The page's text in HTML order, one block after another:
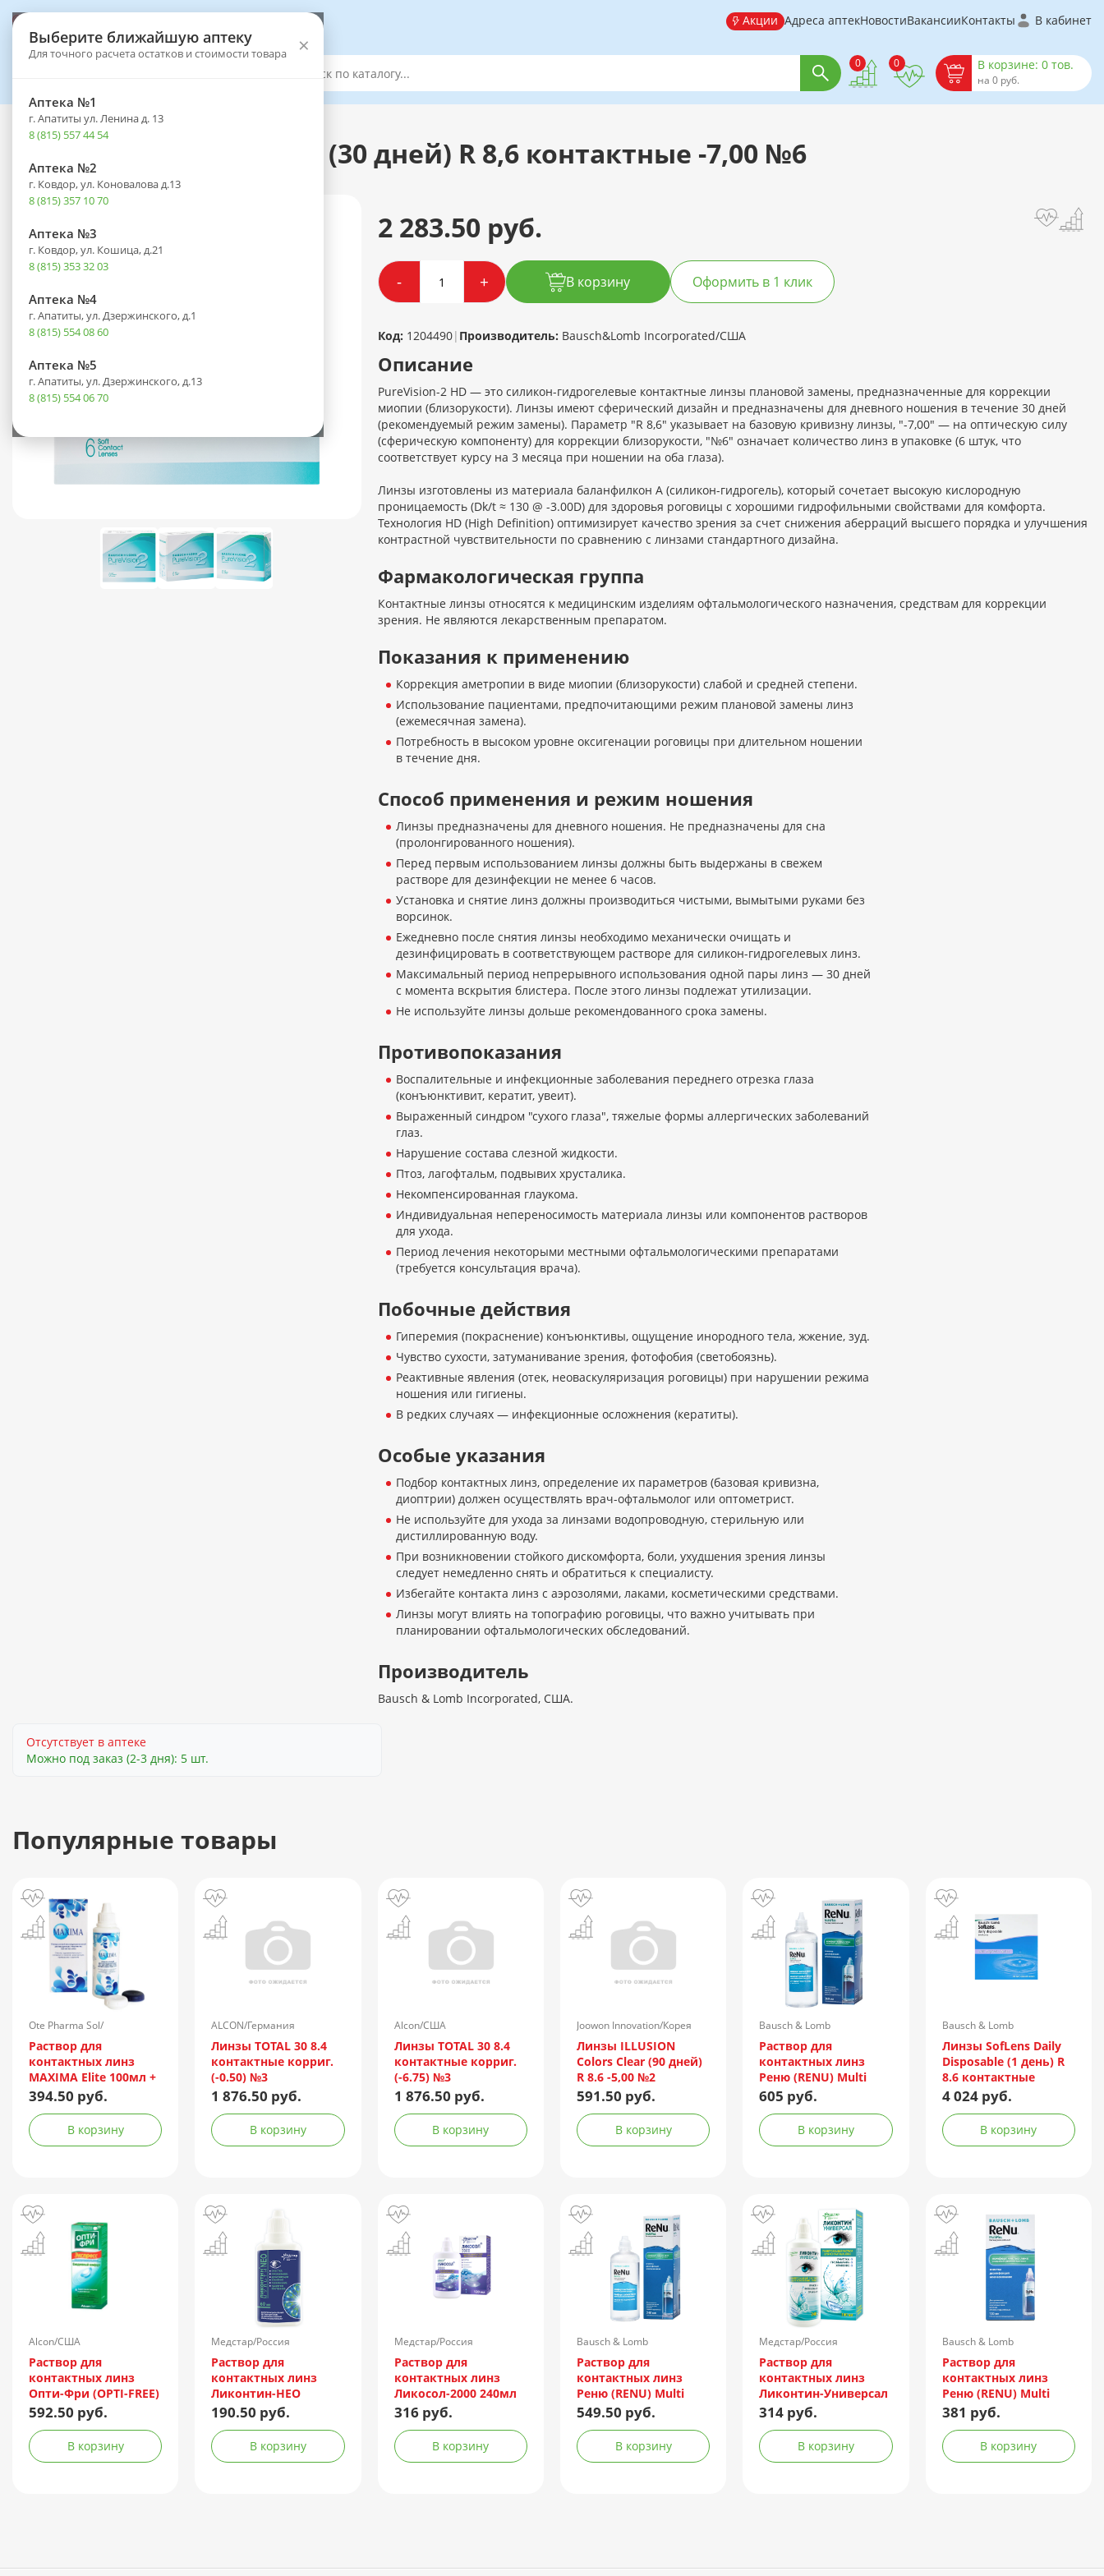
Выберите ближайшую аптеку
Для точного расчета остатков и стоимости товара ×
Аптека №1
г. Апатиты ул. Ленина д. 13
8 (815) 557 44 54
Аптека №2
г. Ковдор, ул. Коновалова д.13
8 (815) 357 10 70
Аптека №3
г. Ковдор, ул. Кошица, д.21
8 (815) 353 32 03
Аптека №4
г. Апатиты, ул. Дзержинского, д.1
8 (815) 554 08 60
Аптека №5
г. Апатиты, ул. Дзержинского, д.13
8 (815) 554 06 70
Акции Адреса аптекНовостиВакансииКонтакты В кабинет
0 0 В корзине: 0 тов.
на 0 руб.
Каталог - Оптика - Контактные линзы
Линзы PureVision-2 HD (30 дней) R 8,6 контактные -7,00 №6
2 283.50 руб.
- + В корзину Оформить в 1 клик
Код: 1204490| Производитель: Bausch&Lomb Incorporated/США
Описание
PureVision-2 HD — это силикон-гидрогелевые контактные линзы плановой замены, предназначенные для коррекции
миопии (близорукости). Линзы имеют сферический дизайн и предназначены для дневного ношения в течение 30 дней
(рекомендуемый режим замены). Параметр "R 8,6" указывает на базовую кривизну линзы, "-7,00" — на оптическую силу
(сферическую компоненту) для коррекции близорукости, "№6" означает количество линз в упаковке (6 штук, что
соответствует курсу на 3 месяца при ношении на оба глаза).
Линзы изготовлены из материала баланфилкон А (силикон-гидрогель), который сочетает высокую кислородную
проницаемость (Dk/t ≈ 130 @ -3.00D) для здоровья роговицы с хорошими гидрофильными свойствами для комфорта.
Технология HD (High Definition) оптимизирует качество зрения за счет снижения аберраций высшего порядка и улучшения
контрастной чувствительности по сравнению с линзами стандартного дизайна.
Фармакологическая группа
Контактные линзы относятся к медицинским изделиям офтальмологического назначения, средствам для коррекции
зрения. Не являются лекарственным препаратом.
Показания к применению
Коррекция аметропии в виде миопии (близорукости) слабой и средней степени.
Использование пациентами, предпочитающими режим плановой замены линз
(ежемесячная замена).
Потребность в высоком уровне оксигенации роговицы при длительном ношении
в течение дня.
Способ применения и режим ношения
Линзы предназначены для дневного ношения. Не предназначены для сна
(пролонгированного ношения).
Перед первым использованием линзы должны быть выдержаны в свежем
растворе для дезинфекции не менее 6 часов.
Установка и снятие линз должны производиться чистыми, вымытыми руками без
ворсинок.
Ежедневно после снятия линзы необходимо механически очищать и
дезинфицировать в соответствующем растворе для силикон-гидрогелевых линз.
Максимальный период непрерывного использования одной пары линз — 30 дней
с момента вскрытия блистера. После этого линзы подлежат утилизации.
Не используйте линзы дольше рекомендованного срока замены.
Противопоказания
Воспалительные и инфекционные заболевания переднего отрезка глаза
(конъюнктивит, кератит, увеит).
Выраженный синдром "сухого глаза", тяжелые формы аллергических заболеваний
глаз.
Нарушение состава слезной жидкости.
Птоз, лагофтальм, подвывих хрусталика.
Некомпенсированная глаукома.
Индивидуальная непереносимость материала линзы или компонентов растворов
для ухода.
Период лечения некоторыми местными офтальмологическими препаратами
(требуется консультация врача).
Побочные действия
Гиперемия (покраснение) конъюнктивы, ощущение инородного тела, жжение, зуд.
Чувство сухости, затуманивание зрения, фотофобия (светобоязнь).
Реактивные явления (отек, неоваскуляризация роговицы) при нарушении режима
ношения или гигиены.
В редких случаях — инфекционные осложнения (кератиты).
Особые указания
Подбор контактных линз, определение их параметров (базовая кривизна,
диоптрии) должен осуществлять врач-офтальмолог или оптометрист.
Не используйте для ухода за линзами водопроводную, стерильную или
дистиллированную воду.
При возникновении стойкого дискомфорта, боли, ухудшения зрения линзы
следует немедленно снять и обратиться к специалисту.
Избегайте контакта линз с аэрозолями, лаками, косметическими средствами.
Линзы могут влиять на топографию роговицы, что важно учитывать при
планировании офтальмологических обследований.
Производитель
Bausch & Lomb Incorporated, США.
Отсутствует в аптеке
Можно под заказ (2-3 дня): 5 шт.
Популярные товары
Ote Pharma Sol/
Нидерланды
Раствор для
контактных линз
MAXIMA Elite 100мл +
контейнер
394.50 руб.
В корзину
ALCON/Германия
Линзы TOTAL 30 8.4
контактные корриг.
(-0.50) №3
1 876.50 руб.
В корзину
Alcon/США
Линзы TOTAL 30 8.4
контактные корриг.
(-6.75) №3
1 876.50 руб.
В корзину
Joowon Innovation/Корея
Линзы ILLUSION
Colors Clear (90 дней)
R 8.6 -5,00 №2
591.50 руб.
В корзину
Bausch & Lomb
Incorporated/Италия
Раствор для
контактных линз
Реню (RENU) Multi
Plus 360мл +
контейнер
605 руб.
В корзину
Bausch & Lomb
Линзы SofLens Daily
Disposable (1 день) R
8.6 контактные
мягкие корриг. -1,50
4 024 руб.
В корзину
Alcon/США
Раствор для
контактных линз
Опти-Фри (OPTI-FREE)
Express 355мл +
контейнер
592.50 руб.
В корзину
Медстар/Россия
Раствор для
контактных линз
Ликонтин-НЕО
Мульти 60мл
190.50 руб.
В корзину
Медстар/Россия
Раствор для
контактных линз
Ликосол-2000 240мл
316 руб.
В корзину
Bausch & Lomb
Incorporated/Италия
Раствор для
контактных линз
Реню (RENU) Multi
Plus 240мл +
контейнер
549.50 руб.
В корзину
Медстар/Россия
Раствор для
контактных линз
Ликонтин-Универсал
240мл
314 руб.
В корзину
Bausch & Lomb
Incorporated/Италия
Раствор для
контактных линз
Реню (RENU) Multi
Plus 120мл +
контейнер
381 руб.
В корзину